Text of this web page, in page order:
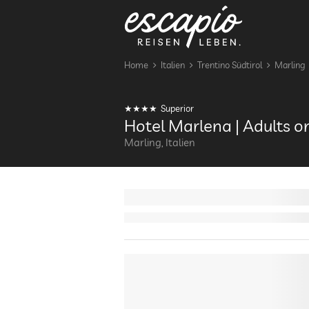
Home Italien Trentino Südtirol Marling
Superior
Hotel Marlena | Adults
Marling, Italien